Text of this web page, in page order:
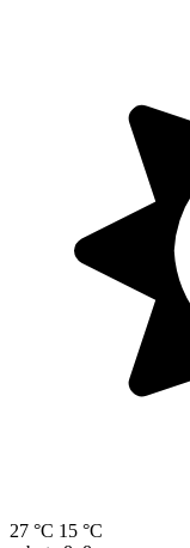
27 °C 15 °C